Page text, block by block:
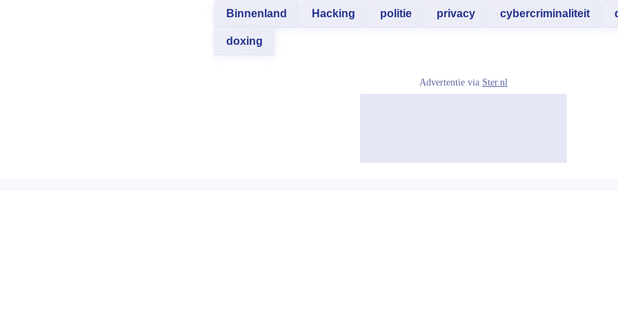
Binnenland
Hacking politie privacy cybercriminaliteit
doxing
Advertentie via Ster.nl